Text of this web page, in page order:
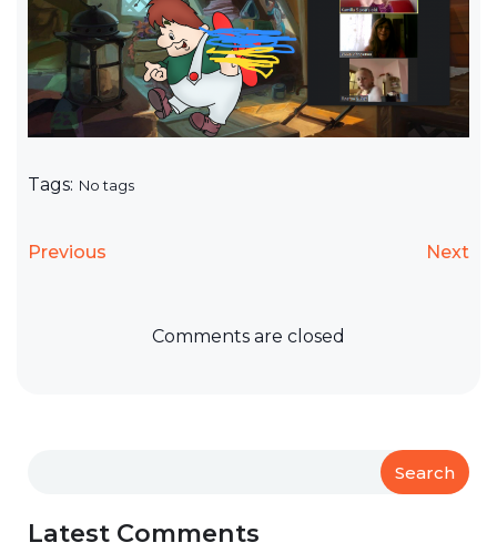
Tags: No tags
Previous Next
Comments are closed
Search
Latest Comments